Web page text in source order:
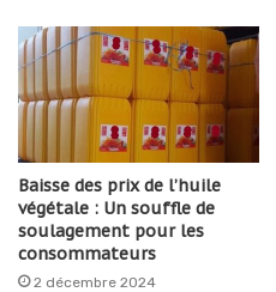
Baisse des prix de l’huile
végétale : Un souffle de
soulagement pour les
consommateurs
2 décembre 2024